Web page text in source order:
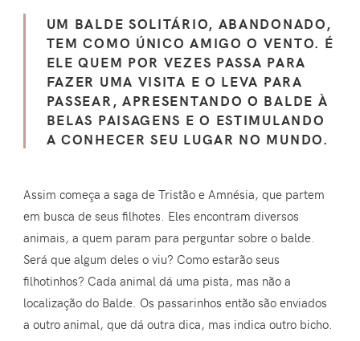
UM BALDE SOLITÁRIO, ABANDONADO,
TEM COMO ÚNICO AMIGO O VENTO. É
ELE QUEM POR VEZES PASSA PARA
FAZER UMA VISITA E O LEVA PARA
PASSEAR, APRESENTANDO O BALDE À
BELAS PAISAGENS E O ESTIMULANDO
A CONHECER SEU LUGAR NO MUNDO.
Assim começa a saga de Tristão e Amnésia, que partem
em busca de seus filhotes. Eles encontram diversos
animais, a quem param para perguntar sobre o balde.
Será que algum deles o viu? Como estarão seus
filhotinhos? Cada animal dá uma pista, mas não a
localização do Balde. Os passarinhos então são enviados
a outro animal, que dá outra dica, mas indica outro bicho.